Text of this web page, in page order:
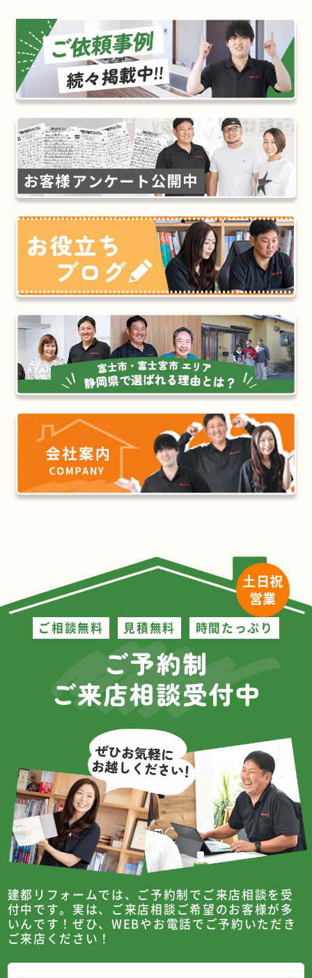
ご相談無料 見積無料 時間たっぷり
ご予約制
ご来店相談受付中
土日祝
営業
建都リフォームでは、ご予約制でご来店相談を受
付中です。 実は、ご来店相談ご希望のお客様が多
いんです！ぜひ、WEBやお電話でご予約いただき
ご来店ください！